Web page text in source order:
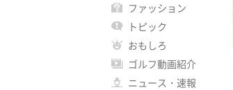
ファッション
トピック
おもしろ
ゴルフ動画紹介
ニュース・速報